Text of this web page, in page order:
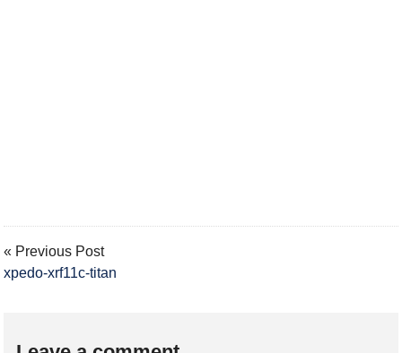
« Previous Post
xpedo-xrf11c-titan